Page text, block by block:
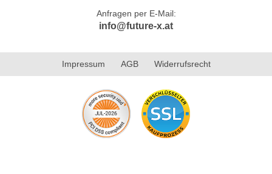
Anfragen per E-Mail:
info@future-x.at
Impressum AGB Widerrufsrecht